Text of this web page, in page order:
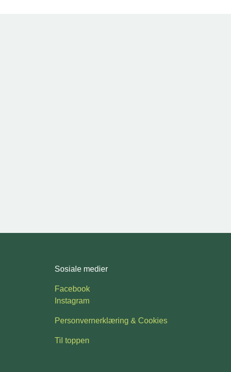
Sosiale medier
Facebook
Instagram
Personvernerklæring & Cookies
Til toppen